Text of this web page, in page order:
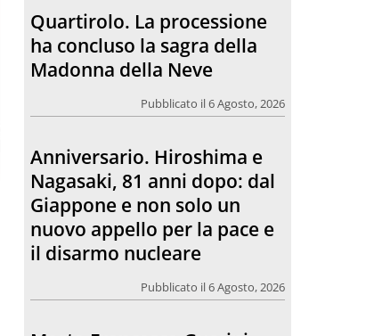
Anniversario. Hiroshima e
Nagasaki, 81 anni dopo: dal
Giappone e non solo un
nuovo appello per la pace e
il disarmo nucleare
Pubblicato il 6 Agosto, 2026
Morto Francesco Guccini.
L’amico teologo, “un faro
per molti: coerente fino alla